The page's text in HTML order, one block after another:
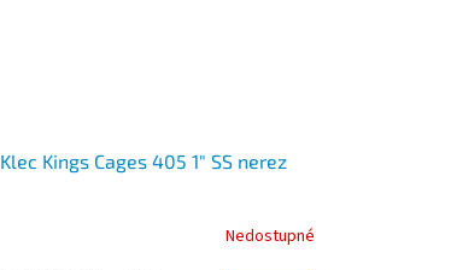
Klec Kings Cages 405 1" SS nerez
Nedostupné